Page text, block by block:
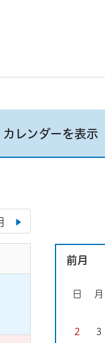
カレンダーを表示
前月
日 月
2
3